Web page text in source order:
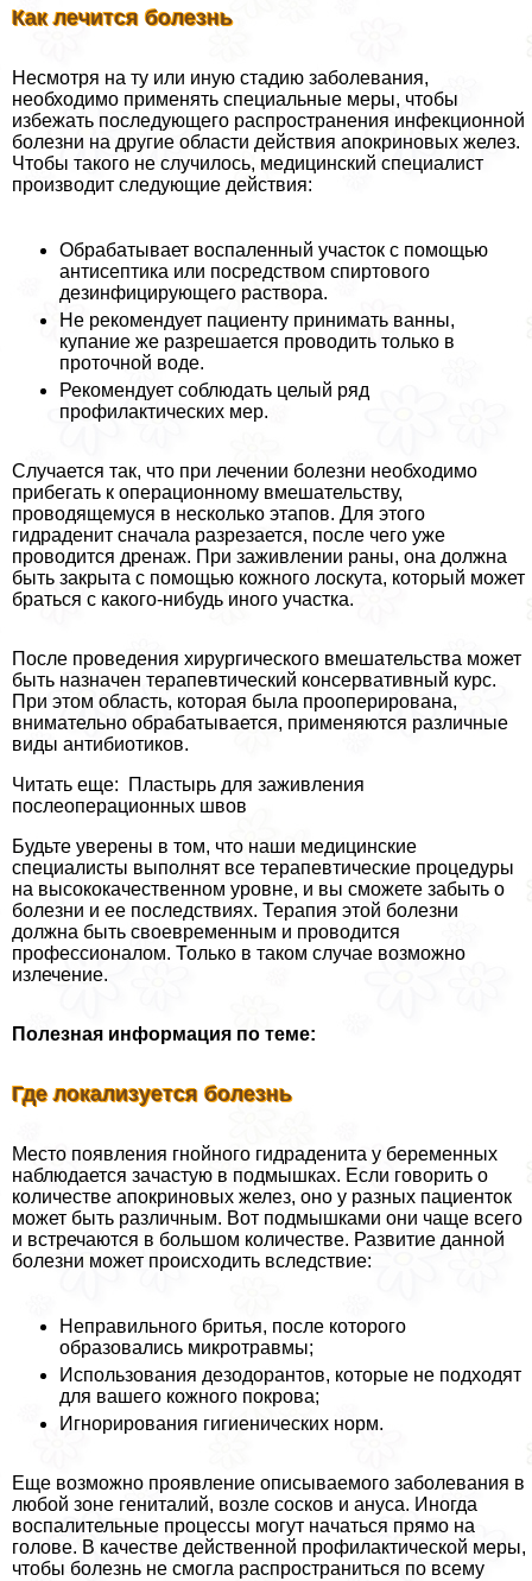
Как лечится болезнь
Несмотря на ту или иную стадию заболевания,
необходимо применять специальные меры, чтобы
избежать последующего распространения инфекционной
болезни на другие области действия апокриновых желез.
Чтобы такого не случилось, медицинский специалист
производит следующие действия:
Обpaбатывает воспаленный участок с помощью
антисептика или посредством спиртового
дезинфицирующего раствора.
Не рекомендует пациенту принимать ванны,
купание же разрешается проводить только в
проточной воде.
Рекомендует соблюдать целый ряд
профилактических мер.
Случается так, что при лечении болезни необходимо
прибегать к операционному вмешательству,
проводящемуся в несколько этапов. Для этого
гидраденит сначала разрезается, после чего уже
проводится дренаж. При заживлении раны, она должна
быть закрыта с помощью кожного лоскута, который может
браться с какого-нибудь иного участка.
После проведения хирургического вмешательства может
быть назначен терапевтический консервативный курс.
При этом область, которая была прооперирована,
внимательно обpaбатывается, применяются различные
виды антибиотиков.
Читать еще: Пластырь для заживления
послеоперационных швов
Будьте уверены в том, что наши медицинские
специалисты выполнят все терапевтические процедуры
на высококачественном уровне, и вы сможете забыть о
болезни и ее последствиях. Терапия этой болезни
должна быть своевременным и проводится
профессионалом. Только в таком случае возможно
излечение.
Полезная информация по теме:
Где локализуется болезнь
Место появления гнойного гидраденита у беременных
наблюдается зачастую в подмышках. Если говорить о
количестве апокриновых желез, оно у разных пациенток
может быть различным. Вот подмышками они чаще всего
и встречаются в большом количестве. Развитие данной
болезни может происходить вследствие:
Неправильного бритья, после которого
образовались микротравмы;
Использования дезодорантов, которые не подходят
для вашего кожного покрова;
Игнорирования гигиенических норм.
Еще возможно проявление описываемого заболевания в
любой зоне гeнитaлий, возле сосков и aнycа. Иногда
воспалительные процессы могут начаться прямо на
голове. В качестве действенной профилактической меры,
чтобы болезнь не смогла распространиться по всему